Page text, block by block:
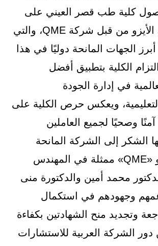
كلية طب قصر العيني على
تجديد شهادتي الأيزو من قبل شركة QME، والتي
الجهات المانحة دوليًا في هذا
الكلية بتطبيق أفضل
في إدارة الجودة
ويعكس حرص الكلية على
وصحيًا لجميع العاملين
الشكر إلى الشركة المانحة
لشهادتي الأيزو «QME» ممثلة في المهندس
محمد أمين والدكتورة منى
وجهودهم في استكمال
وتجديد منح الشهادتين بكفاءة
دور الشركة العربية للاستشارات